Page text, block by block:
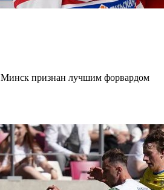
признан лучшим форвардом